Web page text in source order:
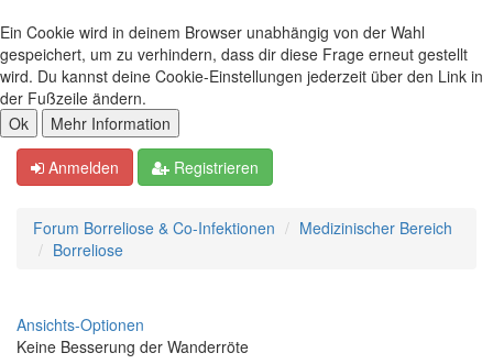
Ein Cookie wird in deinem Browser unabhängig von der Wahl
gespeichert, um zu verhindern, dass dir diese Frage erneut gestellt
wird. Du kannst deine Cookie-Einstellungen jederzeit über den Link in
der Fußzeile ändern.
Anmelden Registrieren
Forum Borreliose & Co-Infektionen
Medizinischer Bereich
Borreliose
Ansichts-Optionen
Keine Besserung der Wanderröte